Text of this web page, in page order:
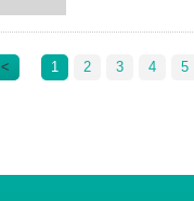
< 1 2 3 4 5